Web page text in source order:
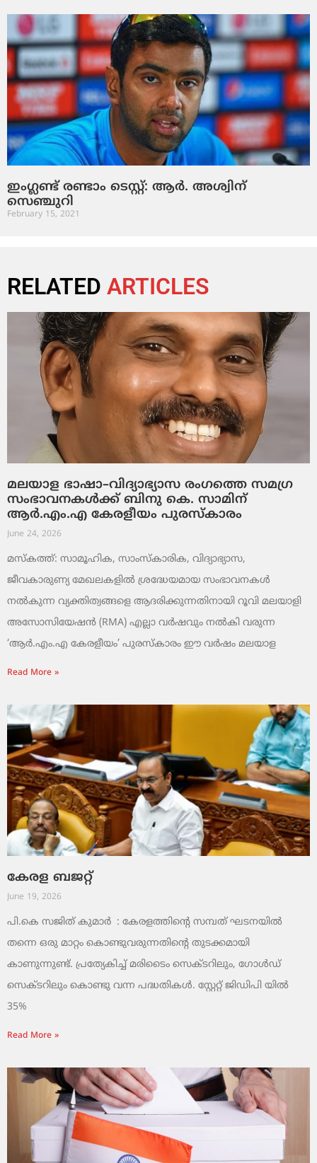
ഇംഗ്ലണ്ട് രണ്ടാം ടെസ്റ്റ്: ആര്‍. അശ്വിന്
സെഞ്ചുറി
February 15, 2021
RELATED ARTICLES
മലയാള ഭാഷാ–വിദ്യാഭ്യാസ രംഗത്തെ സമഗ്ര
സംഭാവനകൾക്ക് ബിനു കെ. സാമിന്
ആർ.എം.എ കേരളീയം പുരസ്‌കാരം
June 24, 2026
മസ്കത്ത്: സാമൂഹിക, സാംസ്‌കാരിക, വിദ്യാഭ്യാസ,
ജീവകാരുണ്യ മേഖലകളിൽ ശ്രദ്ധേയമായ സംഭാവനകൾ
നൽകുന്ന വ്യക്തിത്വങ്ങളെ ആദരിക്കുന്നതിനായി റൂവി മലയാളി
അസോസിയേഷൻ (RMA) എല്ലാ വർഷവും നൽകി വരുന്ന
‘ആർ.എം.എ കേരളീയം’ പുരസ്‌കാരം ഈ വർഷം മലയാള
Read More »
കേരള ബജറ്റ്
June 19, 2026
പി.കെ സജിത് കുമാര്‍ : കേരളത്തിന്റെ സമ്പത് ഘടനയിൽ
തന്നെ ഒരു മാറ്റം കൊണ്ടുവരുന്നതിന്റെ തുടക്കമായി
കാണുന്നുണ്ട്. പ്രത്യേകിച്ച് മരിടൈം സെക്ടറിലും, ഗോൾഡ്
സെക്ടറിലും കൊണ്ടു വന്ന പദ്ധതികൾ. സ്റ്റേറ്റ് ജിഡിപി യിൽ
35%
Read More »